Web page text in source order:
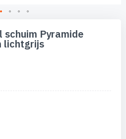
schuim Pyramide
lichtgrijs